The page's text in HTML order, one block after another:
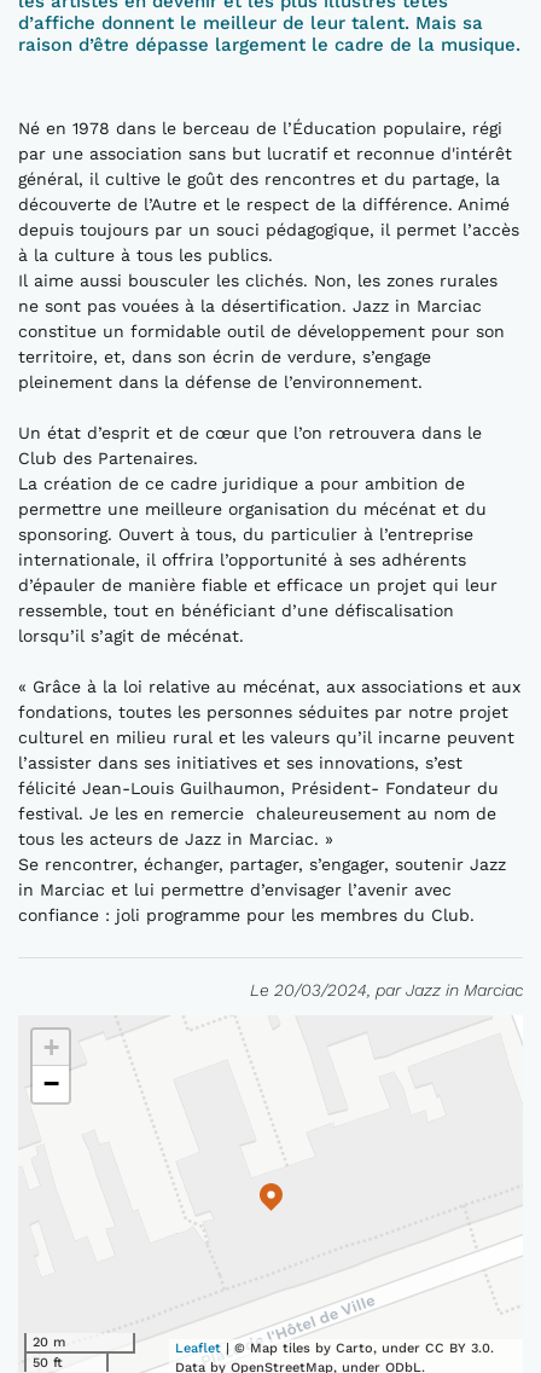
d’affiche donnent le meilleur de leur talent. Mais sa
raison d’être dépasse largement le cadre de la musique.
Né en 1978 dans le berceau de l’Éducation populaire, régi
par une association sans but lucratif et reconnue d'intérêt
général, il cultive le goût des rencontres et du partage, la
découverte de l’Autre et le respect de la différence. Animé
depuis toujours par un souci pédagogique, il permet l’accès
à la culture à tous les publics.
Il aime aussi bousculer les clichés. Non, les zones rurales
ne sont pas vouées à la désertification. Jazz in Marciac
constitue un formidable outil de développement pour son
territoire, et, dans son écrin de verdure, s’engage
pleinement dans la défense de l’environnement.
Un état d’esprit et de cœur que l’on retrouvera dans le
Club des Partenaires.
La création de ce cadre juridique a pour ambition de
permettre une meilleure organisation du mécénat et du
sponsoring. Ouvert à tous, du particulier à l’entreprise
internationale, il offrira l’opportunité à ses adhérents
d’épauler de manière fiable et efficace un projet qui leur
ressemble, tout en bénéficiant d’une défiscalisation
lorsqu’il s’agit de mécénat.
« Grâce à la loi relative au mécénat, aux associations et aux
fondations, toutes les personnes séduites par notre projet
culturel en milieu rural et les valeurs qu’il incarne peuvent
l’assister dans ses initiatives et ses innovations, s’est
félicité Jean-Louis Guilhaumon, Président- Fondateur du
festival. Je les en remercie chaleureusement au nom de
tous les acteurs de Jazz in Marciac. »
Se rencontrer, échanger, partager, s’engager, soutenir Jazz
in Marciac et lui permettre d’envisager l’avenir avec
confiance : joli programme pour les membres du Club.
Le 20/03/2024, par Jazz in Marciac
+
−
20 m
50 ft
Leaflet | © Map tiles by Carto, under CC BY 3.0.
Data by OpenStreetMap, under ODbL.